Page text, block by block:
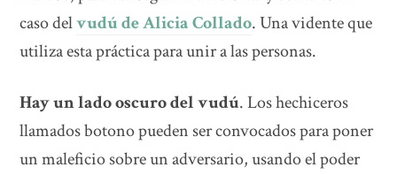
caso delvudú de Alicia Collado. Una vidente que
utiliza esta práctica para unir a las personas.
Hay un lado oscuro del vudú. Los hechiceros
llamados botono pueden ser convocados para poner
un maleficio sobre un adversario, usando el poder